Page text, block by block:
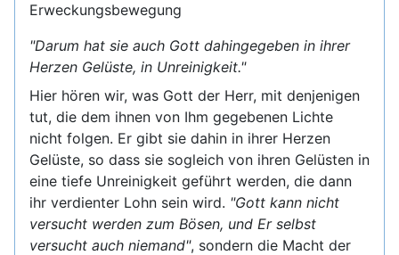
Erweckungsbewegung
"Darum hat sie auch Gott dahingegeben in ihrer
Herzen Gelüste, in Unreinigkeit."
Hier hören wir, was Gott der Herr, mit denjenigen
tut, die dem ihnen von Ihm gegebenen Lichte
nicht folgen. Er gibt sie dahin in ihrer Herzen
Gelüste, so dass sie sogleich von ihren Gelüsten in
eine tiefe Unreinigkeit geführt werden, die dann
ihr verdienter Lohn sein wird. "Gott kann nicht
versucht werden zum Bösen, und Er selbst
versucht auch niemand", sondern die Macht der